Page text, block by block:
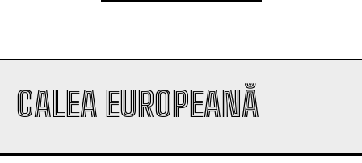
CALEA EUROPEANĂ